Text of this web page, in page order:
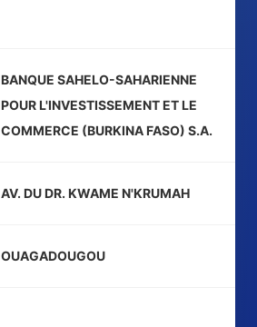
BANQUE SAHELO-SAHARIENNE
POUR L'INVESTISSEMENT ET LE
COMMERCE (BURKINA FASO) S.A.
AV. DU DR. KWAME N'KRUMAH
OUAGADOUGOU